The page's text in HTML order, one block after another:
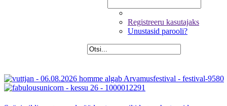
Registreeru kasutajaks
Unustasid parooli?